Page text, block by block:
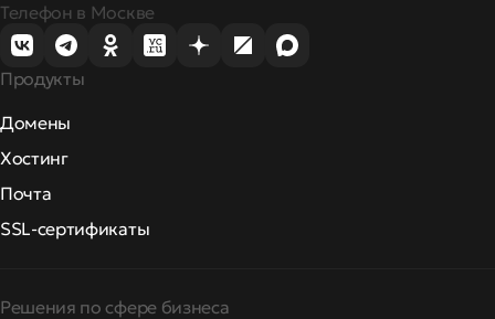
Телефон в Москве
Продукты
Домены
Хостинг
Почта
SSL-сертификаты
Решения по сфере бизнеса